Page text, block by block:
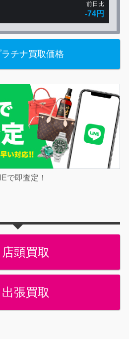
前日比
-74円
チナ買取価格
で即査定！
頭買取
出張買取